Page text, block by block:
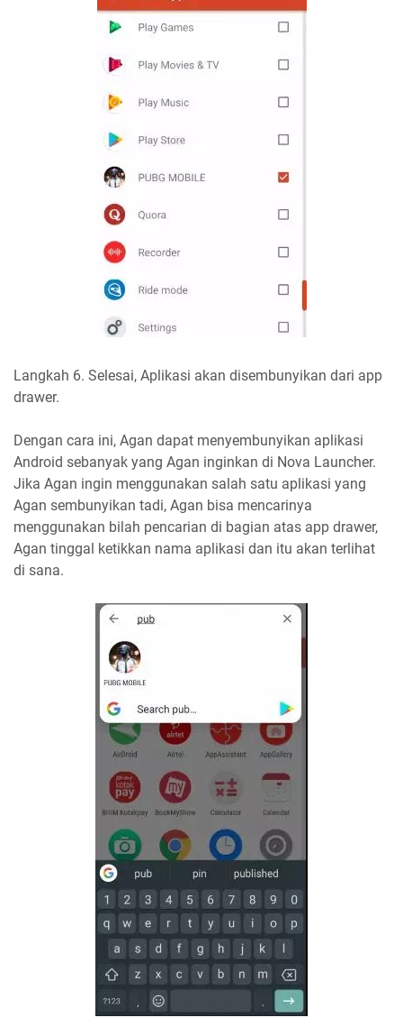
Langkah 6. Selesai, Aplikasi akan disembunyikan dari app
drawer.
Dengan cara ini, Agan dapat menyembunyikan aplikasi
Android sebanyak yang Agan inginkan di Nova Launcher.
Jika Agan ingin menggunakan salah satu aplikasi yang
Agan sembunyikan tadi, Agan bisa mencarinya
menggunakan bilah pencarian di bagian atas app drawer,
Agan tinggal ketikkan nama aplikasi dan itu akan terlihat
di sana.